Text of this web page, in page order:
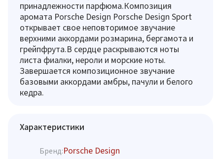
принадлежности парфюма.Композиция
аромата Porsche Design Porsche Design Sport
открывает свое неповторимое звучание
верхними аккордами розмарина, бергамота и
грейпфрута.В сердце раскрываются ноты
листа фиалки, нероли и морские ноты.
Завершается композиционное звучание
базовыми аккордами амбры, пачули и белого
кедра.
Характеристики
Бренд:Porsche Design